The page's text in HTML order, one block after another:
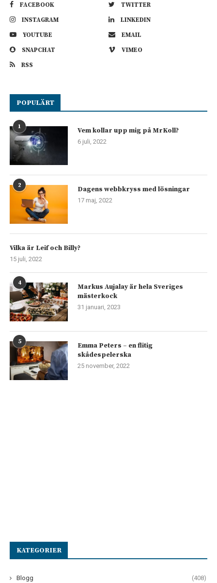
FACEBOOK
TWITTER
INSTAGRAM
LINKEDIN
YOUTUBE
EMAIL
SNAPCHAT
VIMEO
RSS
POPULÄRT
1 Vem kollar upp mig på MrKoll?
6 juli, 2022
2 Dagens webbkryss med lösningar
17 maj, 2022
Vilka är Leif och Billy?
15 juli, 2022
4
Markus Aujalay är hela Sveriges
mästerkock
31 januari, 2023
5
Emma Peters – en flitig
skådespelerska
25 november, 2022
KATEGORIER
Blogg (408)